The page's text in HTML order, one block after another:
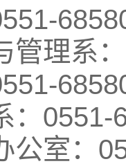
管理系
：0551-
公室：